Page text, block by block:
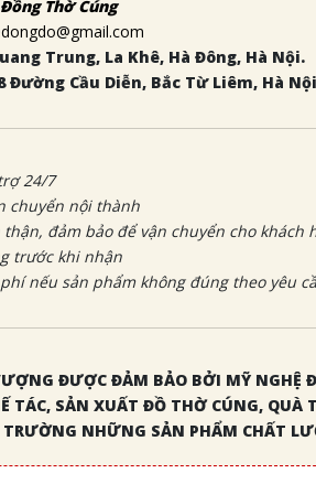
Thờ Cúng
Trung, La Khê, Hà Đông, Hà Nội.
Đường Cầu Diễn, Bắc Từ Liêm, Hà
24/7
chuyển nội thành
đảm bảo để vận chuyển cho khách
trước khi nhận
nếu sản phẩm không đúng theo yêu
ĐƯỢC ĐẢM BẢO BỞI MỸ NGHỆ
TÁC, SẢN XUẤT ĐỒ THỜ CÚNG,
NHỮNG SẢN PHẨM CHẤT